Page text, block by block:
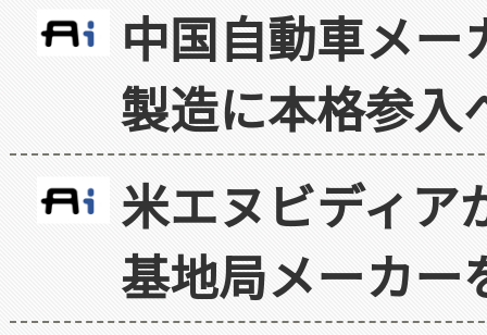
中国自動車メ
製造に本格参入
米エヌビディア
基地局メーカー